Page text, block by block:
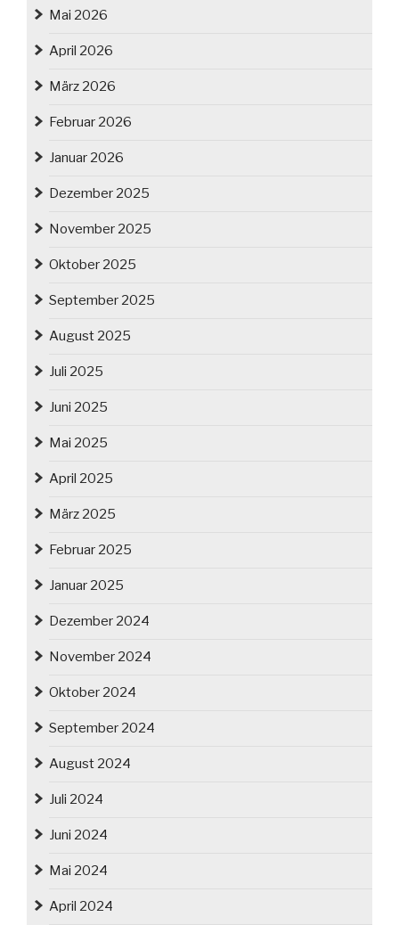
Mai 2026
April 2026
März 2026
Februar 2026
Januar 2026
Dezember 2025
November 2025
Oktober 2025
September 2025
August 2025
Juli 2025
Juni 2025
Mai 2025
April 2025
März 2025
Februar 2025
Januar 2025
Dezember 2024
November 2024
Oktober 2024
September 2024
August 2024
Juli 2024
Juni 2024
Mai 2024
April 2024